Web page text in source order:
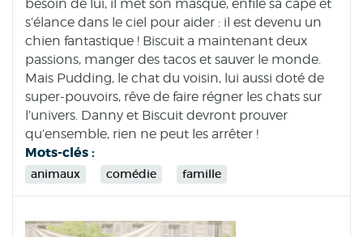
besoin de lui, il met son masque, enfile sa cape et
s’élance dans le ciel pour aider : il est devenu un
chien fantastique ! Biscuit a maintenant deux
passions, manger des tacos et sauver le monde.
Mais Pudding, le chat du voisin, lui aussi doté de
super-pouvoirs, rêve de faire régner les chats sur
l’univers. Danny et Biscuit devront prouver
qu’ensemble, rien ne peut les arrêter !
Mots-clés :
animaux comédie famille